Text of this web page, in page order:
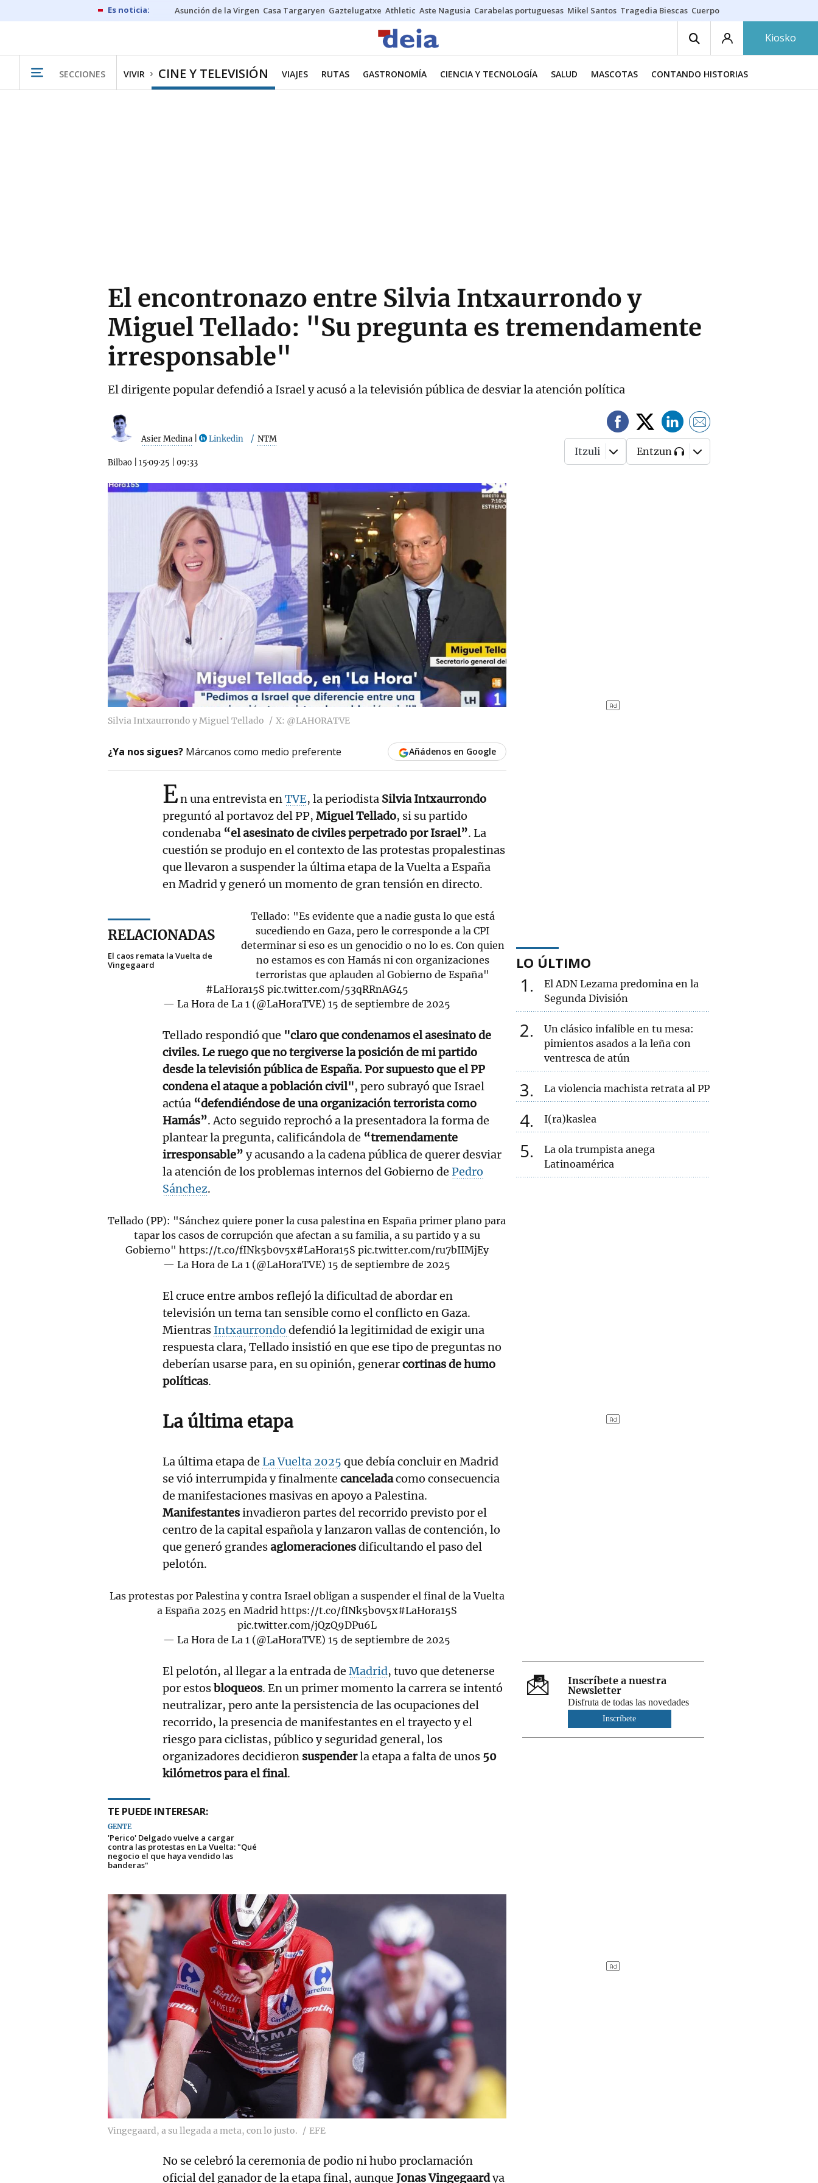
Asunción de la Virgen Casa Targaryen Gaztelugatxe Athletic Aste Nagusia Carabelas portuguesas Mikel Santos Tragedia Biescas Cuerpo ría
Kiosko
SECCIONES VIVIR CINE Y TELEVISIÓN VIAJES RUTAS GASTRONOMÍA CIENCIA Y TECNOLOGÍA SALUD MASCOTAS CONTANDO HISTORIAS
El encontronazo entre Silvia Intxaurrondo y
Miguel Tellado: "Su pregunta es tremendamente
irresponsable"
El dirigente popular defendió a Israel y acusó a la televisión pública de desviar la atención política
Asier Medina Linkedin NTM
Bilbao 15·09·25 09:33
Itzuli Entzun
Silvia Intxaurrondo y Miguel Tellado X: @LAHORATVE
¿Ya nos sigues? Márcanos como medio preferente Añádenos en Google
En una entrevista enTVE, la periodista Silvia Intxaurrondo
preguntó al portavoz del PP, Miguel Tellado, si su partido
condenaba “el asesinato de civiles perpetrado por Israel”. La
cuestión se produjo en el contexto de las protestas propalestinas
que llevaron a suspender la última etapa de la Vuelta a España
en Madrid y generó un momento de gran tensión en directo.
RELACIONADAS
El caos remata la Vuelta de
Vingegaard
Tellado: "Es evidente que a nadie gusta lo que está
sucediendo en Gaza, pero le corresponde a la CPI
determinar si eso es un genocidio o no lo es. Con quien
no estamos es con Hamás ni con organizaciones
terroristas que aplauden al Gobierno de España"
#LaHora15S pic.twitter.com/53qRRnAG45
— La Hora de La 1 (@LaHoraTVE)15 de septiembre de 2025
Tellado respondió que "claro que condenamos el asesinato de
civiles. Le ruego que no tergiverse la posición de mi partido
desde la televisión pública de España. Por supuesto que el PP
condena el ataque a población civil", pero subrayó que Israel
actúa “defendiéndose de una organización terrorista como
Hamás”. Acto seguido reprochó a la presentadora la forma de
plantear la pregunta, calificándola de “tremendamente
irresponsable” y acusando a la cadena pública de querer desviar
la atención de los problemas internos del Gobierno de Pedro
Sánchez.
Tellado (PP): "Sánchez quiere poner la cusa palestina en España primer plano para
tapar los casos de corrupción que afectan a su familia, a su partido y a su
Gobierno" https://t.co/fINk5b0v5x#LaHora15S pic.twitter.com/ru7bIIMjEy
— La Hora de La 1 (@LaHoraTVE)15 de septiembre de 2025
El cruce entre ambos reflejó la dificultad de abordar en
televisión un tema tan sensible como el conflicto en Gaza.
Mientras Intxaurrondo defendió la legitimidad de exigir una
respuesta clara, Tellado insistió en que ese tipo de preguntas no
deberían usarse para, en su opinión, generarcortinas de humo
políticas.
La última etapa
La última etapa de La Vuelta 2025 que debía concluir en Madrid
se vió interrumpida y finalmente canceladacomo consecuencia
de manifestaciones masivas en apoyo a Palestina.
Manifestantesinvadieron partes del recorrido previsto por el
centro de la capital española y lanzaron vallas de contención, lo
que generó grandesaglomeracionesdificultando el paso del
pelotón.
Las protestas por Palestina y contra Israel obligan a suspender el final de la Vuelta
a España 2025 en Madrid https://t.co/fINk5b0v5x#LaHora15S
pic.twitter.com/jQzQ9DPu6L
— La Hora de La 1 (@LaHoraTVE)15 de septiembre de 2025
El pelotón, al llegar a la entrada de Madrid, tuvo que detenerse
por estosbloqueos. En un primer momento la carrera se intentó
neutralizar, pero ante la persistencia de las ocupaciones del
recorrido, la presencia de manifestantes en el trayecto y el
riesgo para ciclistas, público y seguridad general, los
organizadores decidieron suspenderla etapa a falta de unos 50
kilómetros para el final.
TE PUEDE INTERESAR:
GENTE
'Perico' Delgado vuelve a cargar
contra las protestas en La Vuelta: "Qué
negocio el que haya vendido las
banderas"
Vingegaard, a su llegada a meta, con lo justo. EFE
No se celebró la ceremonia de podio ni hubo proclamación
oficial del ganador de la etapa final, aunque Jonas Vingegaardya
LO ÚLTIMO
1
El ADN Lezama predomina en la
Segunda División
2
Un clásico infalible en tu mesa:
pimientos asados a la leña con
ventresca de atún
3 La violencia machista retrata al PP
4 I(ra)kaslea
5
La ola trumpista anega
Latinoamérica
Inscríbete a nuestra
Newsletter
Disfruta de todas las novedades
Inscríbete